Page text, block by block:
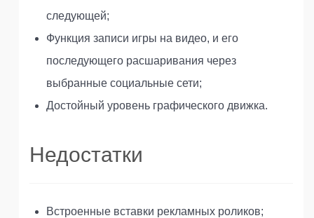
следующей;
Функция записи игры на видео, и его
последующего расшаривания через
выбранные социальные сети;
Достойный уровень графического движка.
Недостатки
Встроенные вставки рекламных роликов;